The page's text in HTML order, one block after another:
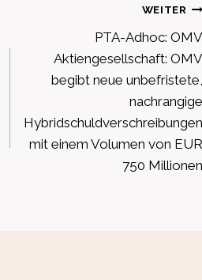
WEITER
PTA-Adhoc: OMV
Aktiengesellschaft: OMV
begibt neue unbefristete,
nachrangige
Hybridschuldverschreibungen
mit einem Volumen von EUR
750 Millionen